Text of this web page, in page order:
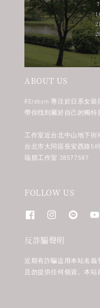
ABOUT US
REreburn 專注於日系女
帶你找到屬於自己的獨特
工作室近台北中山地下街
台北市大同區長安西路58
瑞朋工作室 38577587
FOLLOW US
反詐騙聲明
近期有詐騙盜用本站名
且勿提供任何個資。本站